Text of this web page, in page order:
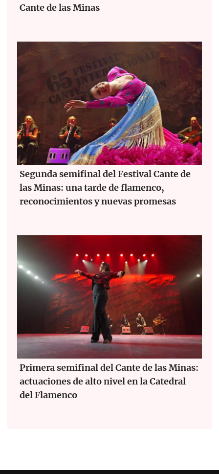
Cante de las Minas
Segunda semifinal del Festival Cante de
las Minas: una tarde de flamenco,
reconocimientos y nuevas promesas
Primera semifinal del Cante de las Minas:
actuaciones de alto nivel en la Catedral
del Flamenco